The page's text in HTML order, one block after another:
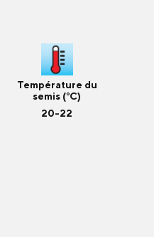
Température du
semis (°C)
20-22